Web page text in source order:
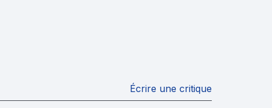
Écrire une critique